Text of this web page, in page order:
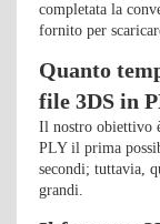
completata la
fornito per
Quanto
file 3DS in
Il nostro obiettivo
PLY il prima
secondi; tuttavia,
grandi.